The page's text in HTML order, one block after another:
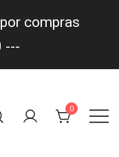
0
compras
---